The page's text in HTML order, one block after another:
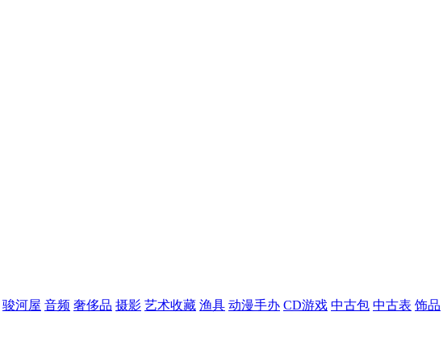
骏河屋 音频 奢侈品 摄影 艺术收藏 渔具 动漫手办 CD游戏 中古包 中古表 饰品